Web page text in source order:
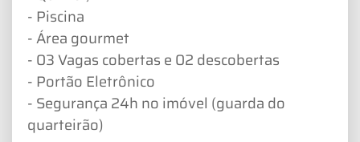
- Piscina
- Área gourmet
- 03 Vagas cobertas e 02 descobertas
- Portão Eletrônico
- Segurança 24h no imóvel (guarda do
quarteirão)